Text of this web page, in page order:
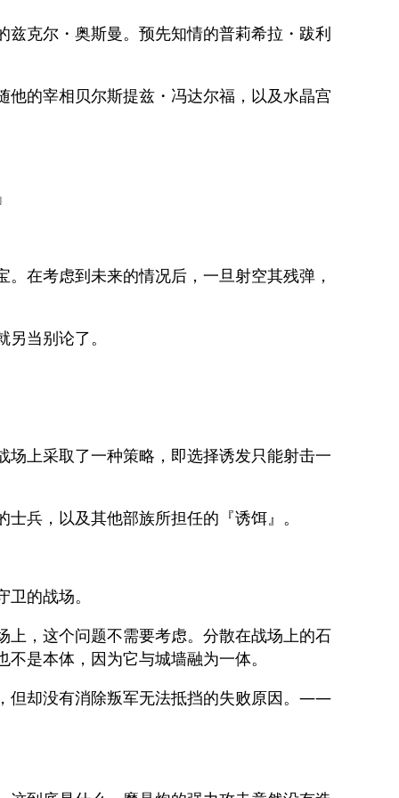
克尔・奥斯曼。预先知情的普莉希拉・跋利
的宰相贝尔斯提兹・冯达尔福，以及水晶宫
在考虑到未来的情况后，一旦射空其残弹，
当别论了。
上采取了一种策略，即选择诱发只能射击一
兵，以及其他部族所担任的『诱饵』。
的战场。
，这个问题不需要考虑。分散在战场上的石
是本体，因为它与城墙融为一体。
但却没有消除叛军无法抵挡的失败原因。——